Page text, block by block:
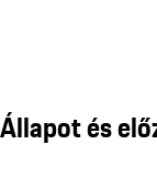
Állapot és